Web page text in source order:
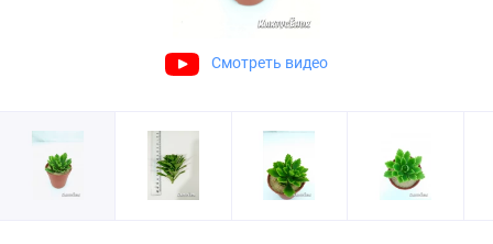
Смотреть видео